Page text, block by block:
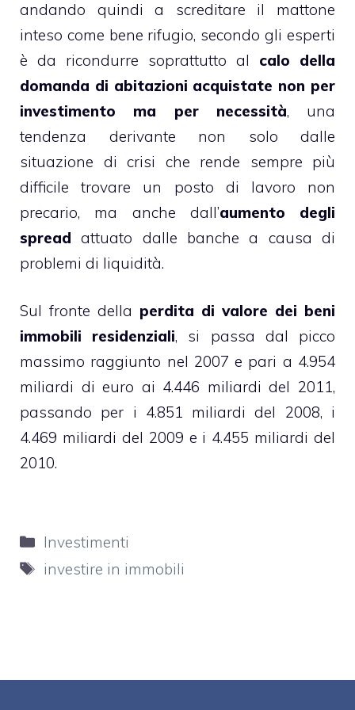
andando quindi a screditare il mattone
inteso come bene rifugio, secondo gli esperti
è da ricondurre soprattutto al calo della
domanda di abitazioni acquistate non per
investimento ma per necessità, una
tendenza derivante non solo dalle
situazione di crisi che rende sempre più
difficile trovare un posto di lavoro non
precario, ma anche dall’aumento degli
spread attuato dalle banche a causa di
problemi di liquidità.
Sul fronte della perdita di valore dei beni
immobili residenziali, si passa dal picco
massimo raggiunto nel 2007 e pari a 4.954
miliardi di euro ai 4.446 miliardi del 2011,
passando per i 4.851 miliardi del 2008, i
4.469 miliardi del 2009 e i 4.455 miliardi del
2010.
Categorie
Investimenti
Tag
investire in immobili